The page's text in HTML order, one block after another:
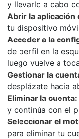
y llevarlo a cabo
Abrir la aplicación
tu dispositivo
Acceder a la
de perfil en la
luego vuelve a
Gestionar la
desplázate hacia
Eliminar la cuenta:
y continúa con el
Seleccionar el
para eliminar tu